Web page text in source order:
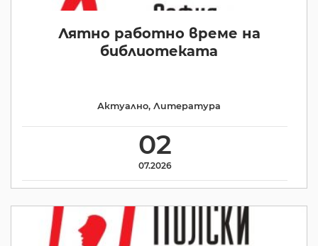
Лятно работно време на
библиотеката
02
07.2026
Актуално, Литература